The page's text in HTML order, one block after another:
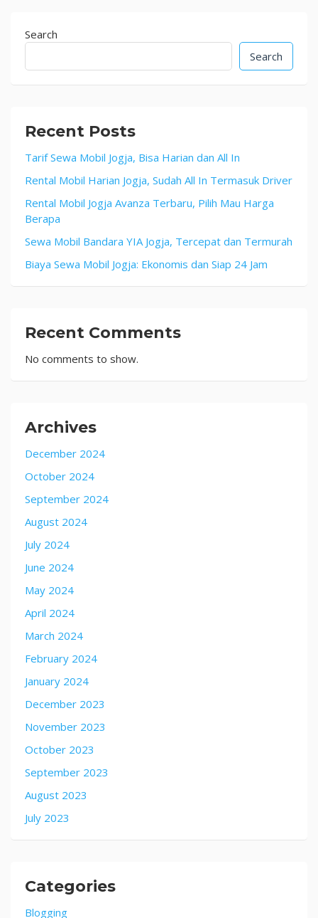
Search
Search
Recent Posts
Tarif Sewa Mobil Jogja, Bisa Harian dan All In
Rental Mobil Harian Jogja, Sudah All In Termasuk Driver
Rental Mobil Jogja Avanza Terbaru, Pilih Mau Harga
Berapa
Sewa Mobil Bandara YIA Jogja, Tercepat dan Termurah
Biaya Sewa Mobil Jogja: Ekonomis dan Siap 24 Jam
Recent Comments
No comments to show.
Archives
December 2024
October 2024
September 2024
August 2024
July 2024
June 2024
May 2024
April 2024
March 2024
February 2024
January 2024
December 2023
November 2023
October 2023
September 2023
August 2023
July 2023
Categories
Blogging